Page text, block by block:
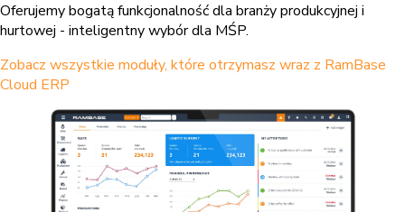
Oferujemy bogatą funkcjonalność dla branży produkcyjnej i
hurtowej - inteligentny wybór dla MŚP.
Zobacz wszystkie moduły, które otrzymasz wraz z RamBase
Cloud ERP